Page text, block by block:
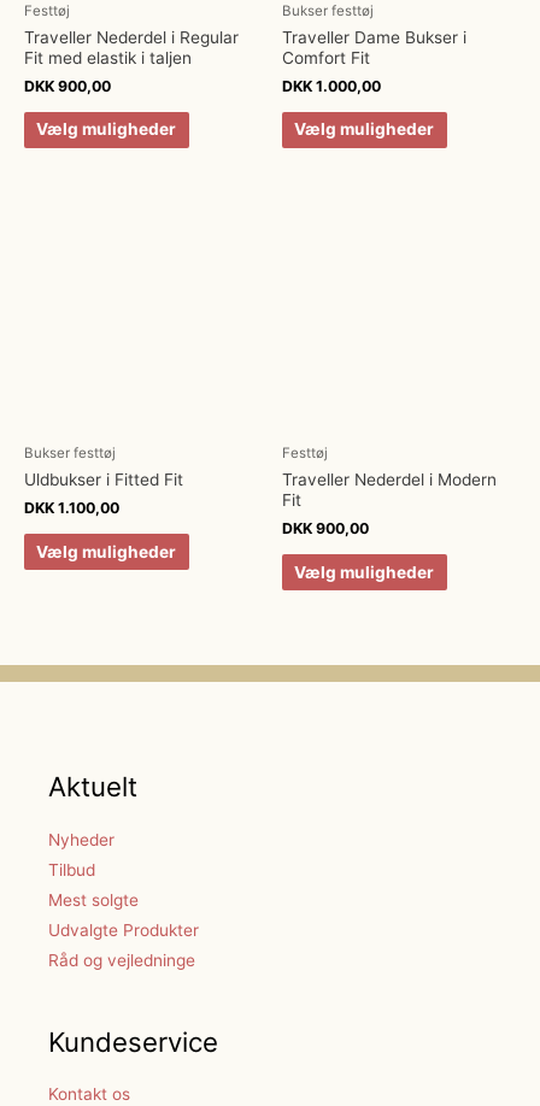
Festtøj
Traveller Nederdel i Regular
Fit med elastik i taljen
DKK 900,00
Vælg muligheder
Bukser festtøj
Traveller Dame Bukser i
Comfort Fit
DKK 1.000,00
Vælg muligheder
Bukser festtøj
Uldbukser i Fitted Fit
DKK 1.100,00
Vælg muligheder
Festtøj
Traveller Nederdel i Modern
Fit
DKK 900,00
Vælg muligheder
Aktuelt
Nyheder
Tilbud
Mest solgte
Udvalgte Produkter
Råd og vejledninge
Kundeservice
Kontakt os